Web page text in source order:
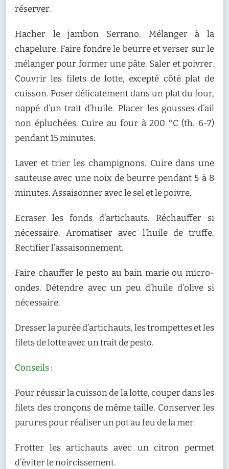
réserver.
Hacher le jambon Serrano. Mélanger à la
chapelure. Faire fondre le beurre et verser sur le
mélanger pour former une pâte. Saler et poivrer.
Couvrir les filets de lotte, excepté côté plat de
cuisson. Poser délicatement dans un plat du four,
nappé d’un trait d’huile. Placer les gousses d’ail
non épluchées. Cuire au four à 200 °C (th. 6-7)
pendant 15 minutes.
Laver et trier les champignons. Cuire dans une
sauteuse avec une noix de beurre pendant 5 à 8
minutes. Assaisonner avec le sel et le poivre.
Ecraser les fonds d’artichauts. Réchauffer si
nécessaire. Aromatiser avec l’huile de truffe.
Rectifier l’assaisonnement.
Faire chauffer le pesto au bain marie ou micro-
ondes. Détendre avec un peu d’huile d’olive si
nécessaire.
Dresser la purée d’artichauts, les trompettes et les
filets de lotte avec un trait de pesto.
Conseils :
Pour réussir la cuisson de la lotte, couper dans les
filets des tronçons de même taille. Conserver les
parures pour réaliser un pot au feu de la mer.
Frotter les artichauts avec un citron permet
d’éviter le noircissement.